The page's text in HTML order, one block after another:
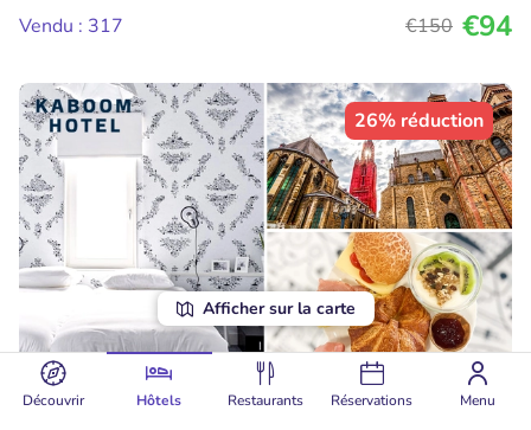
Découvrir Hôtels Restaurants Réservations Menu
Afficher sur la carte
Vendu : 317
€150 €94
26% réduction
Overnachting voor 2 of 4 + ontbijt in hartje